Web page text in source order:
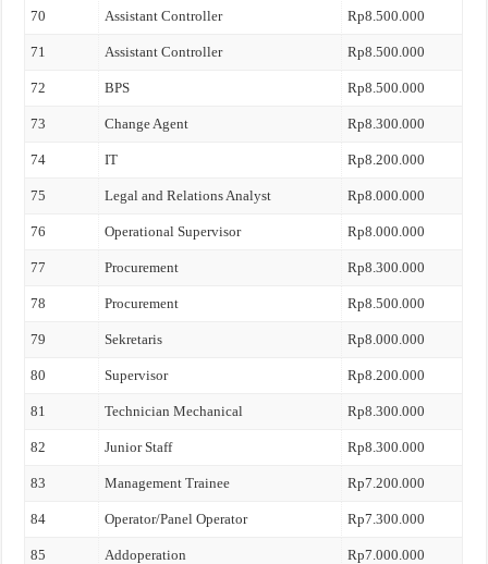
70 Assistant Controller Rp8.500.000
71 Assistant Controller Rp8.500.000
72 BPS Rp8.500.000
73 Change Agent Rp8.300.000
74 IT Rp8.200.000
75 Legal and Relations Analyst Rp8.000.000
76 Operational Supervisor Rp8.000.000
77 Procurement Rp8.300.000
78 Procurement Rp8.500.000
79 Sekretaris Rp8.000.000
80 Supervisor Rp8.200.000
81 Technician Mechanical Rp8.300.000
82 Junior Staff Rp8.300.000
83 Management Trainee Rp7.200.000
84 Operator/Panel Operator Rp7.300.000
85 Addoperation Rp7.000.000